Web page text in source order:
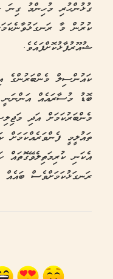
ގުޅުންހުރި މުހިންމު ގިނަ
ކުރުން މާ
ޝުއޫރުފާޅުކޮށްފައެވެ.
ކައުންސިލް މެންބަރުންގެ
ބޮޑު މުސާރައެއް
މެންބަރުކަމަށް އަދި
ތައުލީމީ ފެންވަރެއްކަމަށް
އެކަނި ކުރިމަތިލެވޭގޮތައް
ރަނގަޅުކަމަށްވެސް